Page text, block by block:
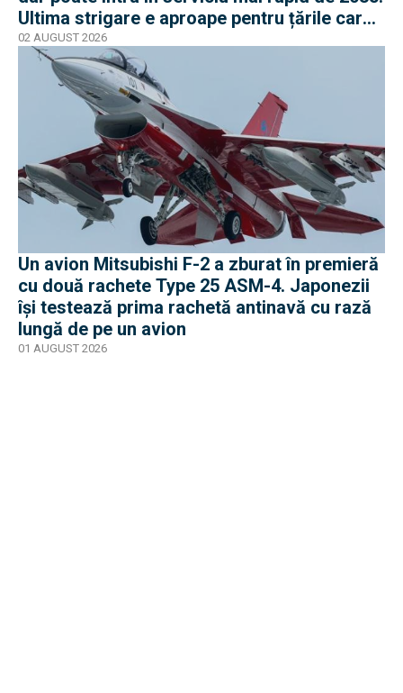
Ultima strigare e aproape pentru țările care
vor în program
02 AUGUST 2026
Un avion Mitsubishi F-2 a zburat în premieră
cu două rachete Type 25 ASM-4. Japonezii
își testează prima rachetă antinavă cu rază
lungă de pe un avion
01 AUGUST 2026